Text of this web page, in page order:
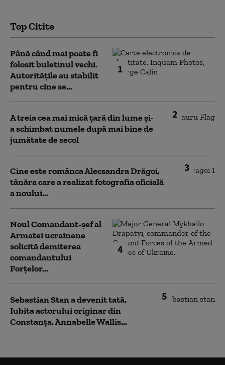
Top Citite
1
Până când mai poate fi
folosit buletinul vechi.
Autoritățile au stabilit
pentru cine se...
2
A treia cea mai mică țară din lume și-
a schimbat numele după mai bine de
jumătate de secol
3
Cine este românca Alecsandra Drăgoi,
tânăra care a realizat fotografia oficială
a noului...
4
Noul Comandant-șef al
Armatei ucrainene
solicită demiterea
comandantului
Forțelor...
5
Sebastian Stan a devenit tată.
Iubita actorului originar din
Constanța, Annabelle Wallis...